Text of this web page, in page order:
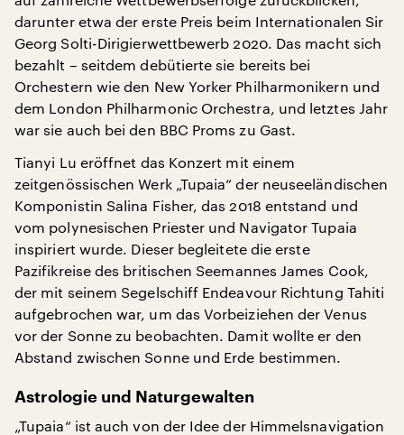
darunter etwa der erste Preis beim Internationalen Sir
Georg Solti-Dirigierwettbewerb 2020. Das macht sich
bezahlt – seitdem debütierte sie bereits bei
Orchestern wie den New Yorker Philharmonikern und
dem London Philharmonic Orchestra, und letztes Jahr
war sie auch bei den BBC Proms zu Gast.
Tianyi Lu eröffnet das Konzert mit einem
zeitgenössischen Werk „Tupaia“ der neuseeländischen
Komponistin Salina Fisher, das 2018 entstand und
vom polynesischen Priester und Navigator Tupaia
inspiriert wurde. Dieser begleitete die erste
Pazifikreise des britischen Seemannes James Cook,
der mit seinem Segelschiff Endeavour Richtung Tahiti
aufgebrochen war, um das Vorbeiziehen der Venus
vor der Sonne zu beobachten. Damit wollte er den
Abstand zwischen Sonne und Erde bestimmen.
Astrologie und Naturgewalten
„Tupaia“ ist auch von der Idee der Himmelsnavigation